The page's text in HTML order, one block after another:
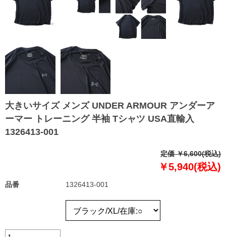
大きいサイズ メンズ UNDER ARMOUR アンダーア
ーマー トレーニング 半袖 Tシャツ USA直輸入
1326413-001
定価 ￥6,600(税込)
￥5,940(税込)
品番 1326413-001